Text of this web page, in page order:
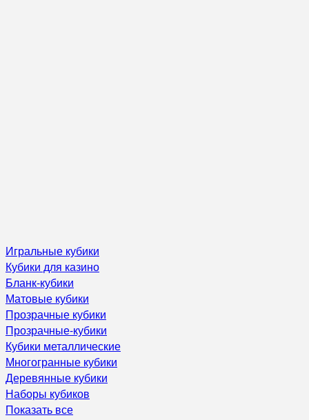
Игральные кубики
Кубики для казино
Бланк-кубики
Матовые кубики
Прозрачные кубики
Прозрачные-кубики
Кубики металлические
Многогранные кубики
Деревянные кубики
Наборы кубиков
Показать все